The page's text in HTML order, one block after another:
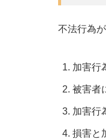
不法行為
加害行
被害者
加害行
損害と